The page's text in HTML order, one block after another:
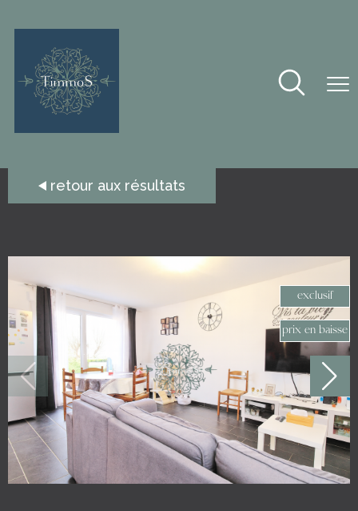
retour aux résultats
exclusif
prix en baisse